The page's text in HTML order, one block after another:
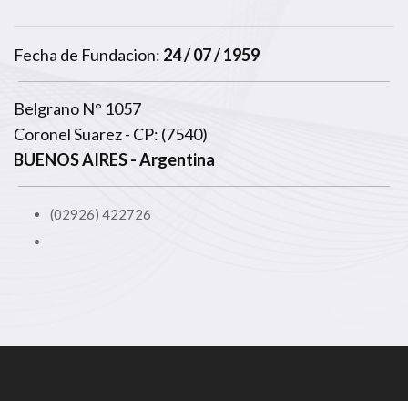
Fecha de Fundacion: 24 / 07 / 1959
Belgrano N° 1057
Coronel Suarez - CP: (7540)
BUENOS AIRES- Argentina
(02926) 422726